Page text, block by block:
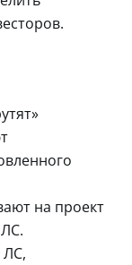
на проект
ЛС,